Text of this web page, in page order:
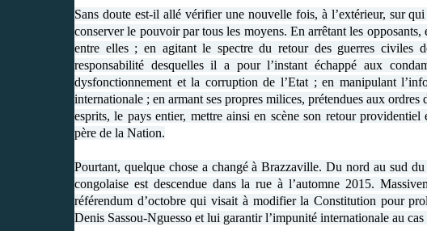
Sans doute est-il allé vérifier une nouvelle fois, à l’extérieur, sur
conserver le pouvoir par tous les moyens. En arrêtant les
entre elles ; en agitant le spectre du retour des guerres civiles
responsabilité desquelles il a pour l’instant échappé aux
dysfonctionnement et la corruption de l’Etat ; en manipulant
internationale ; en armant ses propres milices, prétendues aux
esprits, le pays entier, mettre ainsi en scène son retour
père de la Nation.
Pourtant, quelque chose a changé à Brazzaville. Du nord au sud
congolaise est descendue dans la rue à l’automne 2015.
référendum d’octobre qui visait à modifier la Constitution pour
Denis Sassou-Nguesso et lui garantir l’impunité internationale au